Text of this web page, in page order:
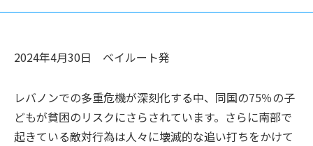
2024年4月30日 ベイルート発
レバノンでの多重危機が深刻化する中、同国の75％の子
どもが貧困のリスクにさらされています。さらに南部で
起きている敵対行為は人々に壊滅的な追い打ちをかけて